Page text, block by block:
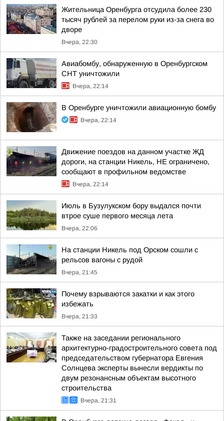
Жительница Оренбурга отсудила более 230
тысяч рублей за перелом руки из-за снега во
дворе
Вчера, 22:30
Авиабомбу, обнаруженную в Оренбургском
СНТ уничтожили
Вчера, 22:14
В Оренбурге уничтожили авиационную бомбу
Вчера, 22:14
Движение поездов на данном участке ЖД
дороги, на станции Никель, НЕ ограничено,
сообщают в профильном ведомстве
Вчера, 22:14
Июль в Бузулукском бору выдался почти
втрое суше первого месяца лета
Вчера, 22:06
На станции Никель под Орском сошли с
рельсов вагоны с рудой
Вчера, 21:45
Почему взрываются закатки и как этого
избежать
Вчера, 21:33
Также на заседании регионального
архитектурно-градостроительного совета под
председательством губернатора Евгения
Солнцева эксперты вынесли вердикты по
двум резонансным объектам высотного
строительства
Вчера, 21:31